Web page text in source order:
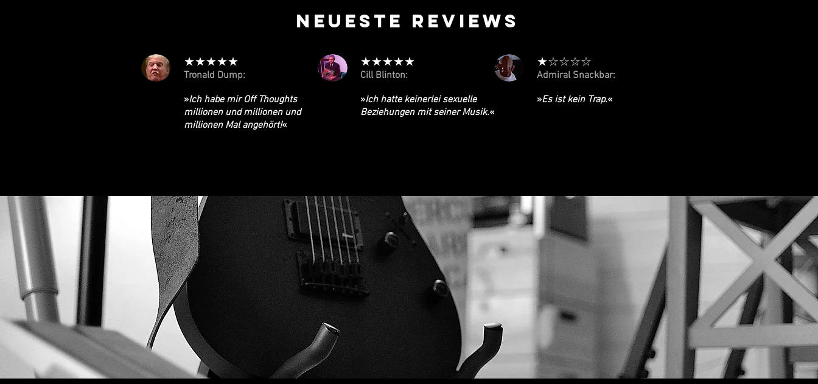
NEUESTE REVIEWS
★★★★★
Tronald Dump:
»Ich habe mir Off Thoughts
millionen und millionen und
millionen Mal angehört!«
★★★★★
Cill Blinton:
»Ich hatte keinerlei sexuelle
Beziehungen mit seiner Musik.«
★☆☆☆☆
Admiral Snackbar:
»Es ist kein Trap.«